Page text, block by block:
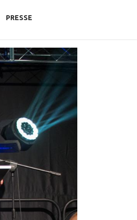
PRESSE